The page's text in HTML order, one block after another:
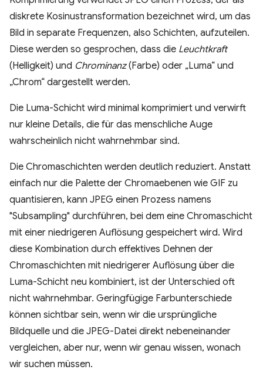
diskrete Kosinustransformation bezeichnet wird, um das
Bild in separate Frequenzen, also Schichten, aufzuteilen.
Diese werden so gesprochen, dass die Leuchtkraft
(Helligkeit) und Chrominanz(Farbe) oder „Luma“ und
„Chrom“ dargestellt werden.
Die Luma-Schicht wird minimal komprimiert und verwirft
nur kleine Details, die für das menschliche Auge
wahrscheinlich nicht wahrnehmbar sind.
Die Chromaschichten werden deutlich reduziert. Anstatt
einfach nur die Palette der Chromaebenen wie GIF zu
quantisieren, kann JPEG einen Prozess namens
"Subsampling" durchführen, bei dem eine Chromaschicht
mit einer niedrigeren Auflösung gespeichert wird. Wird
diese Kombination durch effektives Dehnen der
Chromaschichten mit niedrigerer Auflösung über die
Luma-Schicht neu kombiniert, ist der Unterschied oft
nicht wahrnehmbar. Geringfügige Farbunterschiede
können sichtbar sein, wenn wir die ursprüngliche
Bildquelle und die JPEG-Datei direkt nebeneinander
vergleichen, aber nur, wenn wir genau wissen, wonach
wir suchen müssen.